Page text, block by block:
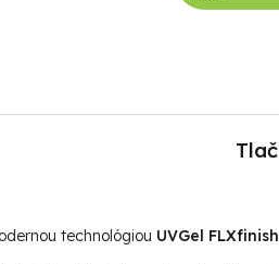
Tlač
technológiou UVGel FLXfinish